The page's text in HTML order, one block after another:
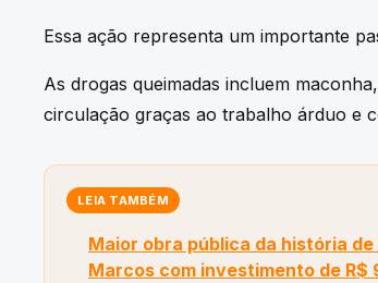
Essa ação representa um importante
As drogas queimadas incluem
circulação graças ao trabalho árduo e
LEIA TAMBÉM
Maior obra pública da história
Marcos com investimento de R$